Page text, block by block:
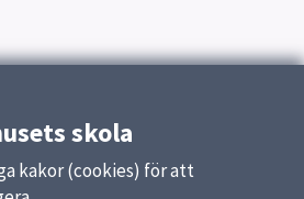
skola
kakor (cookies) för att